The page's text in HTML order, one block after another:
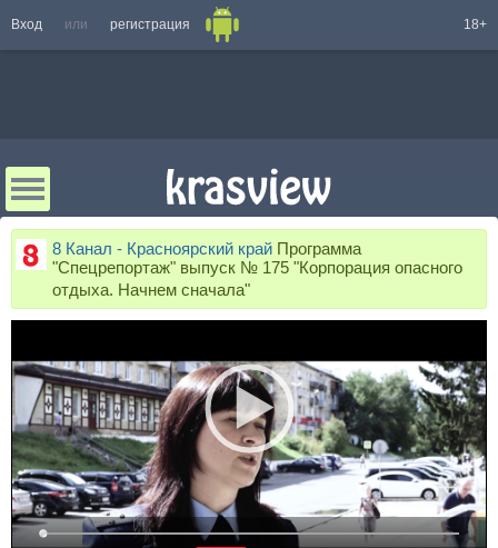
Вход или регистрация 18+
8 Канал - Красноярский край Программа
"Спецрепортаж" выпуск № 175 "Корпорация опасного
отдыха. Начнем сначала"